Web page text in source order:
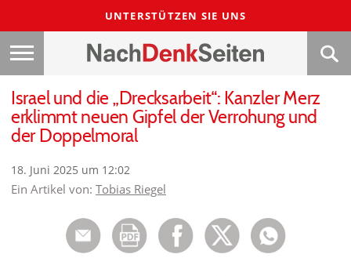
UNTERSTÜTZEN SIE UNS
Israel und die „Drecksarbeit“: Kanzler Merz
erklimmt neuen Gipfel der Verrohung und
der Doppelmoral
18. Juni 2025 um 12:02
Ein Artikel von: Tobias Riegel